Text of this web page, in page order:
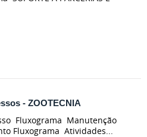
- ZOOTECNIA
Fluxograma Manutenção
Fluxograma Atividades...